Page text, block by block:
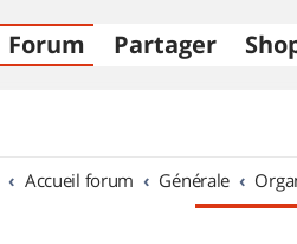
Forum Partager
Accueil forum Générale